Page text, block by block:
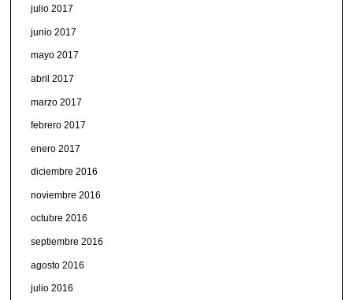
julio 2017
junio 2017
mayo 2017
abril 2017
marzo 2017
febrero 2017
enero 2017
diciembre 2016
noviembre 2016
octubre 2016
septiembre 2016
agosto 2016
julio 2016